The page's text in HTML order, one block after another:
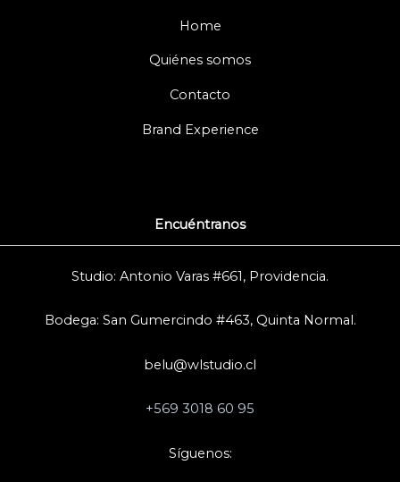
Home
Quiénes somos
Contacto
Brand Experience
Encuéntranos
Studio: Antonio Varas #661, Providencia.
Bodega: San Gumercindo #463, Quinta Normal.
belu@wlstudio.cl
+569 3018 60 95
Síguenos: